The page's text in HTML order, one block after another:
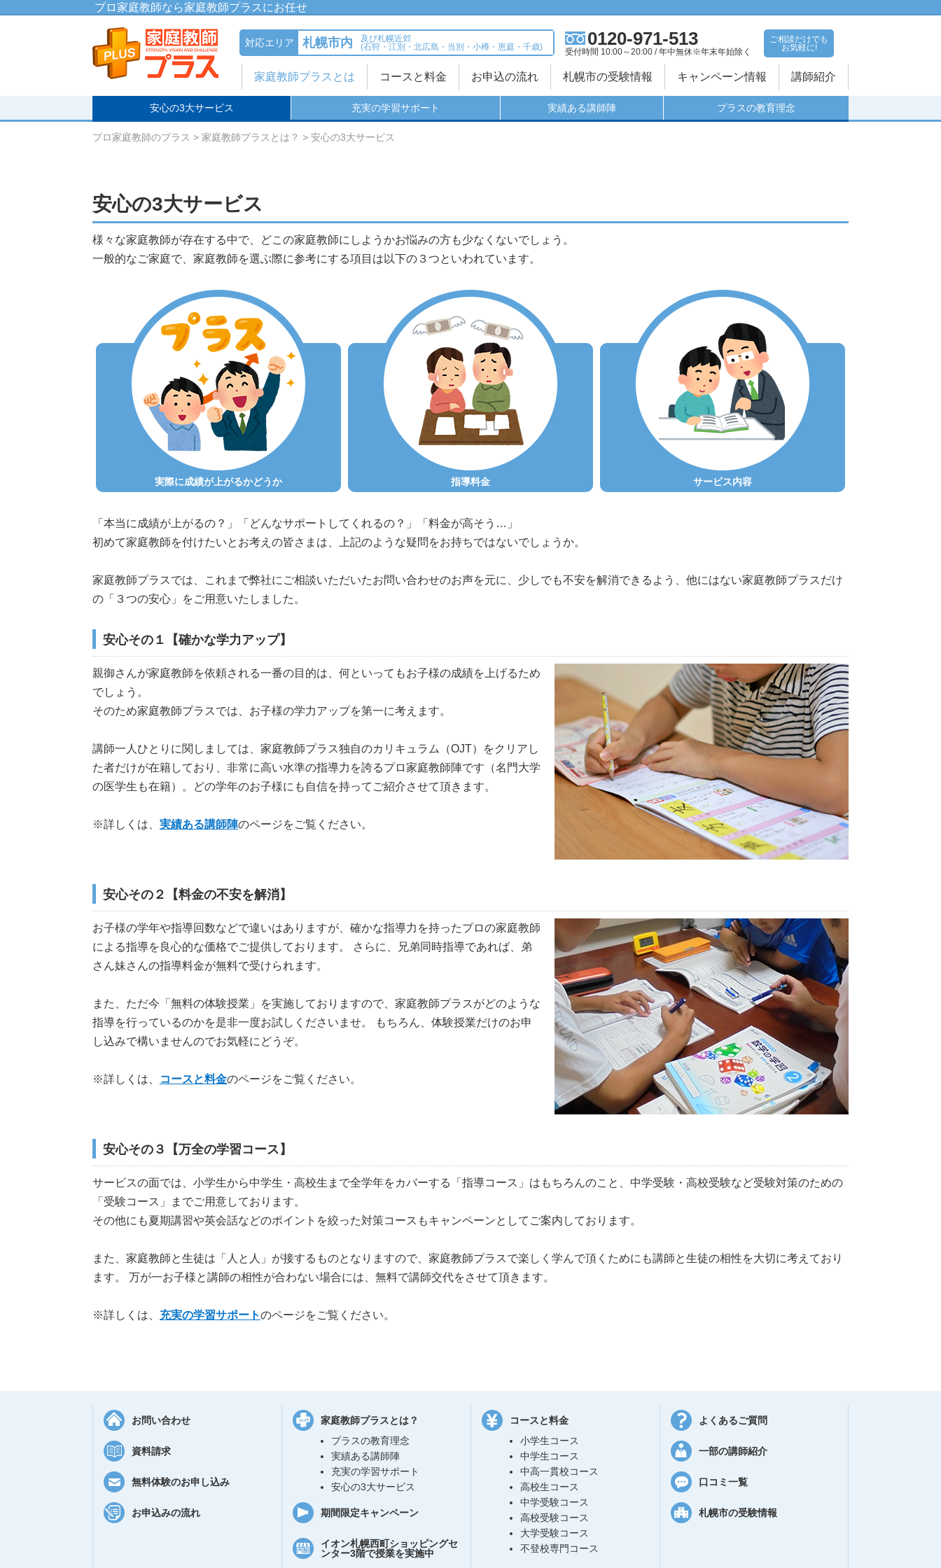
プロ家庭教師なら家庭教師プラスにお任せ
対応エリア 札幌市内
及び札幌近郊
(石狩・江別・北広島・当別・小樽・恵庭・千歳)
0120-971-513
受付時間 10:00～20:00 / 年中無休※年末年始除く
ご相談だけでも
お気軽に!
家庭教師プラスとは コースと料金 お申込の流れ 札幌市の受験情報 キャンペーン情報 講師紹介
安心の3大サービス 充実の学習サポート 実績ある講師陣 プラスの教育理念
プロ家庭教師のプラス 家庭教師プラスとは？ 安心の3大サービス
安心の3大サービス
様々な家庭教師が存在する中で、どこの家庭教師にしようかお悩みの方も少なくないでしょう。
一般的なご家庭で、家庭教師を選ぶ際に参考にする項目は以下の３つといわれています。
実際に成績が上がるかどうか 指導料金 サービス内容
「本当に成績が上がるの？」「どんなサポートしてくれるの？」「料金が高そう…」
初めて家庭教師を付けたいとお考えの皆さまは、上記のような疑問をお持ちではないでしょうか。
家庭教師プラスでは、これまで弊社にご相談いただいたお問い合わせのお声を元に、少しでも不安を解消できるよう、他にはない家庭教師プラスだけ
の「３つの安心」
をご用意いたしました。
安心その１【確かな学力アップ】
親御さんが家庭教師を依頼される一番の目的は、何といってもお子様の成績を上げるため
でしょう。
そのため家庭教師プラスでは、お子様の学力アップを第一に考えます。
講師一人ひとりに関しましては、家庭教師プラス独自のカリキュラム（OJT）をクリアし
た者だけが在籍しており、 非常に高い水準の指導力を誇るプロ家庭教師陣です（名門大学
の医学生も在籍）。どの学年のお子様にも自信を持ってご紹介させて頂きます。
※詳しくは、 実績ある講師陣のページをご覧ください。
安心その２【料金の不安を解消】
お子様の学年や指導回数などで違いはありますが、確かな指導力を持ったプロの家庭教師
による指導を良心的な価格でご提供しております。 さらに、兄弟同時指導であれば、
弟
さん妹さんの指導料金が無料で受けられます。
また、ただ今「無料の体験授業」を実施しておりますので、家庭教師プラスがどのような
指導を行っているのかを是非一度お試しくださいませ。 もちろん、体験授業だけのお申
し込みで構いませんのでお気軽にどうぞ。
※詳しくは、 コースと料金のページをご覧ください。
安心その３【万全の学習コース】
サービスの面では、小学生から中学生・高校生まで全学年をカバーする「指導コース」 はもちろんのこと、中学受験・高校受験など受験対策のための
「受験コース」までご用意しております。
その他にも夏期講習や英会話などのポイントを絞った対策コースもキャンペーンとしてご案内しております。
また、家庭教師と生徒は「人と人」が接するものとなりますので、家庭教師プラスで楽しく学んで頂くためにも講師と生徒の相性を大切に考えており
ます。 万が一お子様と講師の相性が合わない場合には、 無料で講師交代をさせて頂きます。
※詳しくは、 充実の学習サポートのページをご覧ください。
お問い合わせ
資料請求
無料体験のお申し込み
お申込みの流れ
家庭教師プラスとは？
プラスの教育理念
実績ある講師陣
充実の学習サポート
安心の3大サービス
期間限定キャンペーン
イオン札幌西町ショッピングセ
ンター3階で授業を実施中
コースと料金
小学生コース
中学生コース
中高一貫校コース
高校生コース
中学受験コース
高校受験コース
大学受験コース
不登校専門コース
よくあるご質問
一部の講師紹介
口コミ一覧
札幌市の受験情報